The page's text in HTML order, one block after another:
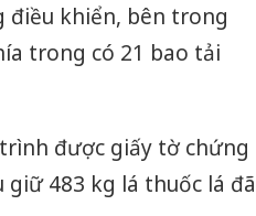
điều khiển, bên trong
trong có 21 bao tải
được giấy tờ chứng
483 kg lá thuốc lá đã